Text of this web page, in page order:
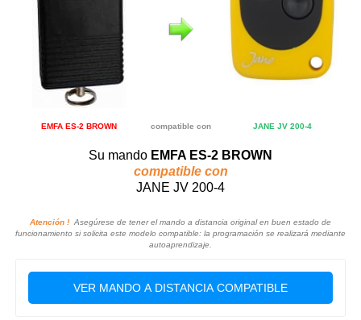
EMFA ES-2 BROWN compatible con JANE JV 200-4
Su mando EMFA ES-2 BROWN
compatible con
JANE JV 200-4
Atención ! Asegúrese de tener el mando a distancia original en buen estado de
funcionamiento si solicita este modelo compatible: la programación se realizará mediante
autoaprendizaje.
VER MANDO A DISTANCIA COMPATIBLE